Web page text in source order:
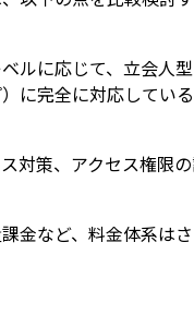
ルに応じて、立会人
に完全に対応してい
対策、アクセス権限
金など、料金体系は